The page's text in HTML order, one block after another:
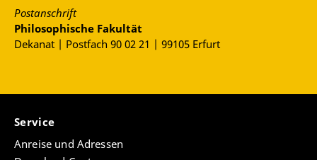
Postanschrift
Philosophische Fakultät
Dekanat | Postfach 90 02 21 | 99105 Erfurt
Service
Anreise und Adressen